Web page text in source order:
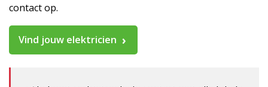
contact op.
Vind jouw elektricien